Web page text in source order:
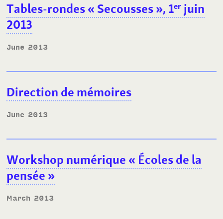
Tables-rondes « Secousses», 1er juin
2013
June 2013
Direction de mémoires
June 2013
Workshop numérique « Écoles de la
pensée »
March 2013